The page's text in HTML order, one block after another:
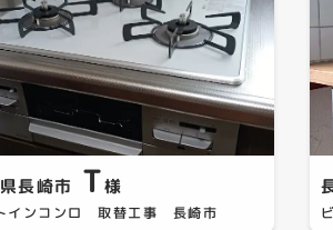
長崎市 T様
インコンロ 取替工事 長崎市